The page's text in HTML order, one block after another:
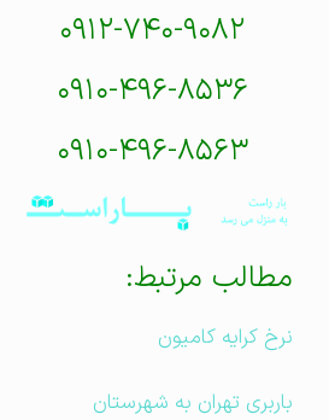
۰۹۱۲-۷۴۰-۹۰۸۲
۰۹۱۰-۴۹۶-۸۵۳۶
۰۹۱۰-۴۹۶-۸۵۶۳
مطالب مرتبط:
نرخ کرایه کامیون
باربری تهران به شهرستان